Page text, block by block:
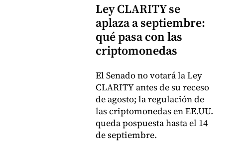
Ley CLARITY se
aplaza a septiembre:
qué pasa con las
criptomonedas
El Senado no votará la Ley
CLARITY antes de su receso
de agosto; la regulación de
las criptomonedas en EE.UU.
queda pospuesta hasta el 14
de septiembre.